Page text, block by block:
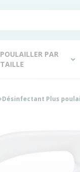
POULAILLER PAR
TAILLE